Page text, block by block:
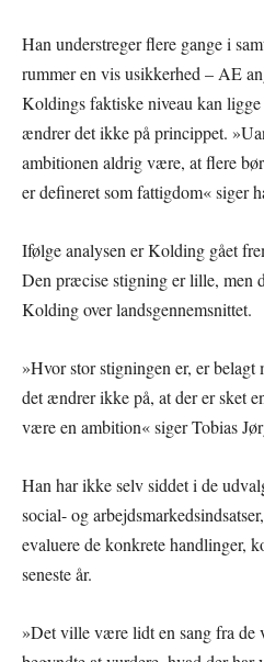
Han understreger flere gange i
rummer en vis usikkerhed – AE
Koldings faktiske niveau kan
ændrer det ikke på princippet.
ambitionen aldrig være, at flere
er defineret som fattigdom« siger
Ifølge analysen er Kolding gået
Den præcise stigning er lille, men
Kolding over landsgennemsnittet.
»Hvor stor stigningen er, er
det ændrer ikke på, at der er sket
være en ambition« siger Tobias
Han har ikke selv siddet i de
social- og
evaluere de konkrete handlinger,
seneste år.
»Det ville være lidt en sang fra de